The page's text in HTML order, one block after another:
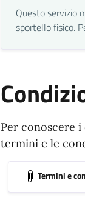
Questo servizio
sportello fisico.
Per conoscere
termini e le
Termini e